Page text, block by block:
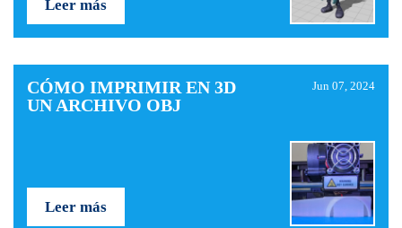
Leer más
CÓMO IMPRIMIR EN 3D
UN ARCHIVO OBJ
Jun 07, 2024
Leer más